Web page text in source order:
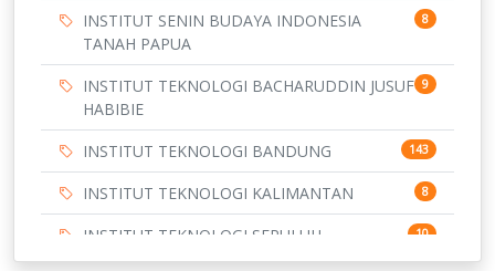
INSTITUT SENIN BUDAYA INDONESIA
TANAH PAPUA
8
INSTITUT TEKNOLOGI BACHARUDDIN JUSUF
HABIBIE
9
INSTITUT TEKNOLOGI BANDUNG 143
INSTITUT TEKNOLOGI KALIMANTAN 8
INSTITUT TEKNOLOGI SEPULUH
NOVEMBER
10